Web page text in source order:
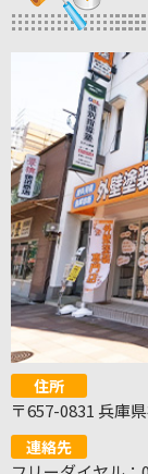
住所
〒657-0831 兵庫
連絡先